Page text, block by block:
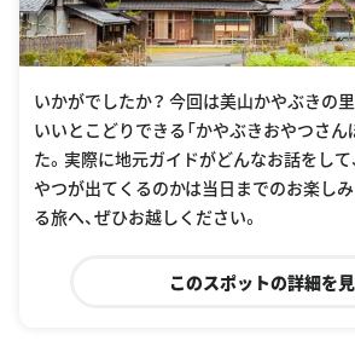
いかがでしたか？ 今回は美山かやぶきの
いいとこどりできる「かやぶきおやつさん
た。実際に地元ガイドがどんなお話をし
やつが出てくるのかは当日までのお楽し
る旅へ、ぜひお越しください。
このスポットの詳細を